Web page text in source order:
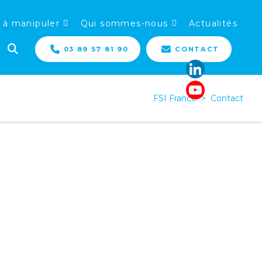
à manipuler Qui sommes-nous Actualités
03 89 57 81 90 CONTACT
FSI France > Contact